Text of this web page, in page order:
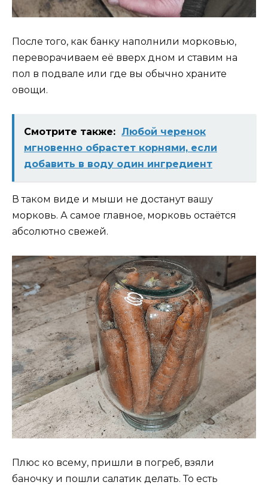
После того, как банку наполнили морковью,
переворачиваем её вверх дном и ставим на
пол в подвале или где вы обычно храните
овощи.
Смотрите также: Любой черенок
мгновенно обрастет корнями, если
добавить в воду один ингредиент
В таком виде и мыши не достанут вашу
морковь. А самое главное, морковь остаётся
абсолютно свежей.
Плюс ко всему, пришли в погреб, взяли
баночку и пошли салатик делать. То есть